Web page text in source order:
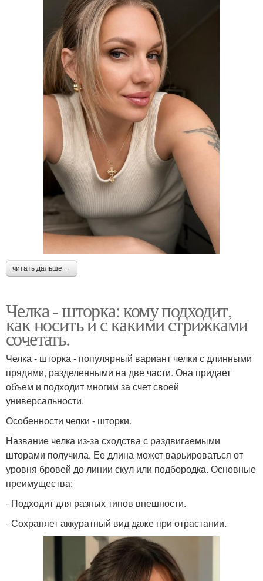
читать дальше →
Челка - шторка: кому подходит,
как носить и с какими стрижками
сочетать.
Челка - шторка - популярный вариант челки с длинными
прядями, разделенными на две части. Она придает
объем и подходит многим за счет своей
универсальности.
Особенности челки - шторки.
Название челка из-за сходства с раздвигаемыми
шторами получила. Ее длина может варьироваться от
уровня бровей до линии скул или подбородка. Основные
преимущества:
- Подходит для разных типов внешности.
- Сохраняет аккуратный вид даже при отрастании.